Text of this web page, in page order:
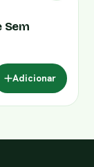
Sem
Adicionar